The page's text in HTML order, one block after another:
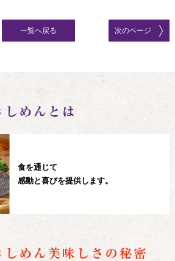
一覧へ戻る 次のページ
食を通じて
感動と喜びを提供します。